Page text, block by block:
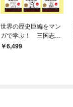
世界の歴史巨編をマン
ガで学ぶ！ 三国志
諸葛孔明 大合本
6,499